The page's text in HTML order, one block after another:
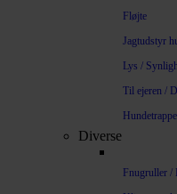
Fløjte
Jagtudstyr
Lys /
Til ejeren /
Hundetrappe
Diverse
Fnugruller /